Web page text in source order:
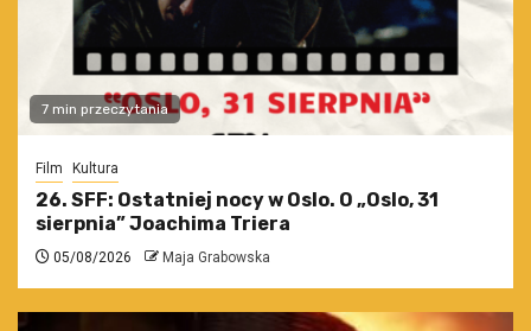
7 min przeczytania
Film Kultura
26. SFF: Ostatniej nocy w Oslo. O „Oslo, 31
sierpnia” Joachima Triera
05/08/2026 Maja Grabowska